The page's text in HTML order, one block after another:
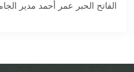
الفاتح الحبر عمر أحمد مدير